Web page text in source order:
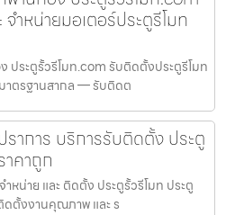
ำหน่ายมอเตอร์ประตูรีโมท
ประตูรั้วรีโมท.com รับติดตั้งประตูรีโมท
มาตรฐานสากล — รับติดต
าการ บริการรับติดตั้ง ประตู
คาถูก
หน่าย และ ติดตั้ง ประตูรั้วรีโมท ประตู
ตั้งงานคุณภาพ และ ร